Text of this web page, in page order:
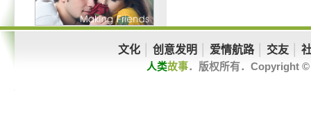
文化 │创意发明 爱情航路│ 交友
人类故事．版权所有．Copyright